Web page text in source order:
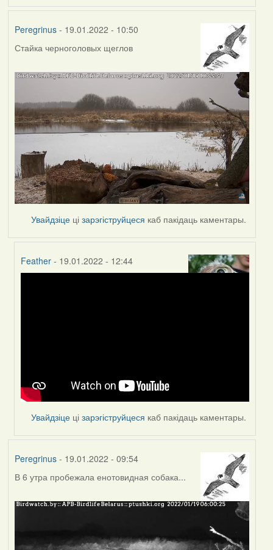
Peregrinus- 19.01.2022 - 10:50
Стайка черноголовых щеглов
Увайдзіце цізарэгіструйцеся каб пакідаць каментары.
Feather - 19.01.2022 - 12:44
Увайдзіце цізарэгіструйцеся каб пакідаць каментары.
Peregrinus- 19.01.2022 - 09:54
В 6 утра пробежала енотовидная собака...